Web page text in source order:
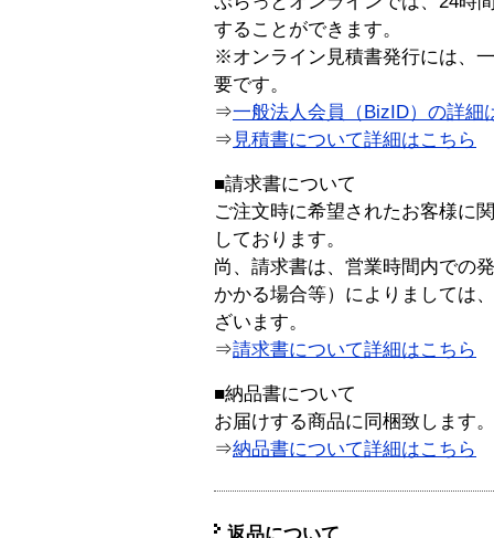
することができます。
※オンライン見積書発行には、
要です。
⇒一般法人会員（BizID）の詳細
⇒ 見積書について詳細はこちら
■請求書について
ご注文時に希望されたお客様に
しております。
尚、請求書は、営業時間内での
かかる場合等）によりましては
ざいます。
⇒請求書について詳細はこちら
■納品書について
お届けする商品に同梱致します。
⇒納品書について詳細はこちら